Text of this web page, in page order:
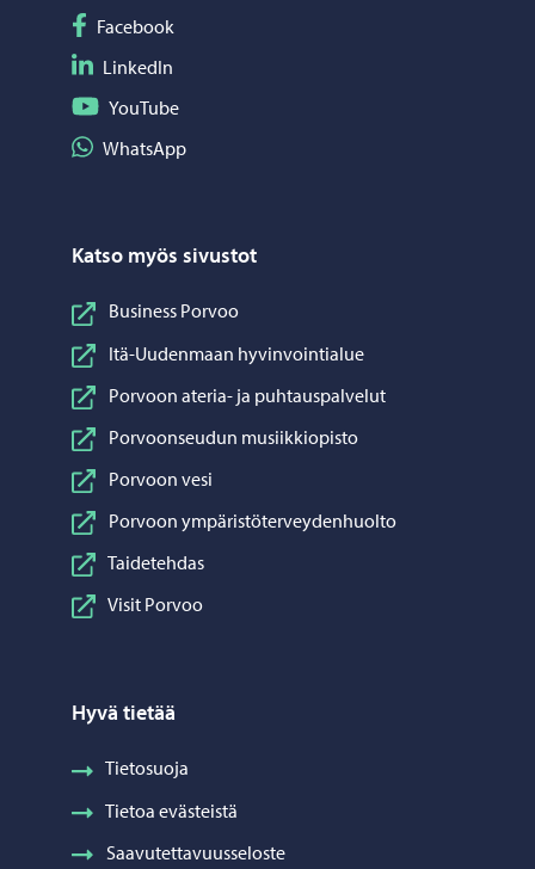
Seuraa Facebook
Facebook
Seuraa LinkedIn
LinkedIn
Seuraa YouTube
YouTube
Jaa WhatsApp
WhatsApp
Katso myös sivustot
Business Porvoo
Itä-Uudenmaan hyvinvointialue
Porvoon ateria- ja puhtauspalvelut
Porvoonseudun musiikkiopisto
Porvoon vesi
Porvoon ympäristöterveydenhuolto
Taidetehdas
Visit Porvoo
Hyvä tietää
Tietosuoja
Tietoa evästeistä
Saavutettavuusseloste